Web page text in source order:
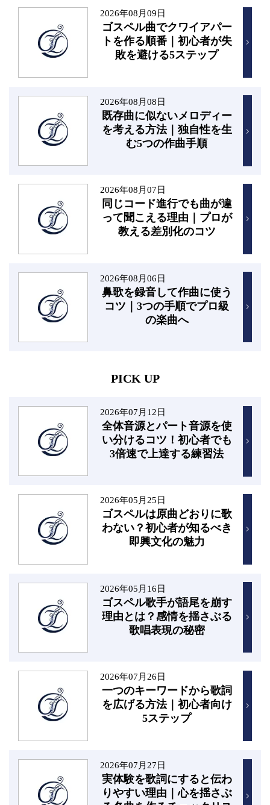
2026年08月09日
ゴスペル曲でクワイアパー
トを作る順番｜初心者が失
敗を避ける5ステップ
2026年08月08日
既存曲に似ないメロディー
を考える方法｜独自性を生
む5つの作曲手順
2026年08月07日
同じコード進行でも曲が違
って聞こえる理由｜プロが
教える差別化のコツ
2026年08月06日
鼻歌を録音して作曲に使う
コツ｜3つの手順でプロ級
の楽曲へ
PICK UP
2026年07月12日
全体音源とパート音源を使
い分けるコツ！初心者でも
3倍速で上達する練習法
2026年05月25日
ゴスペルは原曲どおりに歌
わない？初心者が知るべき
即興文化の魅力
2026年05月16日
ゴスペル歌手が語尾を崩す
理由とは？感情を揺さぶる
歌唱表現の秘密
2026年07月26日
一つのキーワードから歌詞
を広げる方法｜初心者向け
5ステップ
2026年07月27日
実体験を歌詞にすると伝わ
りやすい理由｜心を揺さぶ